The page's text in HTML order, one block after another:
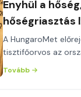
Enyhül a
hőségriasztás
A HungaroMet
tisztifőorvos az
elrendelt
Tovább